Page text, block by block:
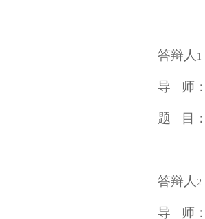
答辩人 1
导 师
题 目
答辩人 2
导 师